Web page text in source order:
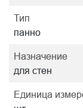
Тип
панно
Назначение
для стен
Единица